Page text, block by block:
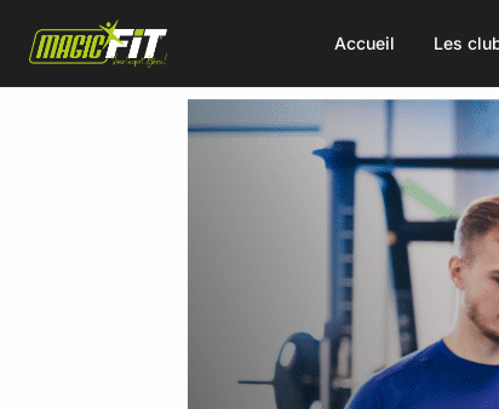
Accueil Les
DÉCOUVREZ NOS 75 ACTIVITÉS
Small Group
Coaching
Perso